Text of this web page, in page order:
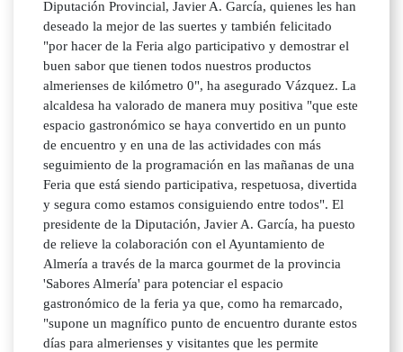
Diputación Provincial, Javier A. García, quienes les han
deseado la mejor de las suertes y también felicitado
"por hacer de la Feria algo participativo y demostrar el
buen sabor que tienen todos nuestros productos
almerienses de kilómetro 0", ha asegurado Vázquez. La
alcaldesa ha valorado de manera muy positiva "que este
espacio gastronómico se haya convertido en un punto
de encuentro y en una de las actividades con más
seguimiento de la programación en las mañanas de una
Feria que está siendo participativa, respetuosa, divertida
y segura como estamos consiguiendo entre todos". El
presidente de la Diputación, Javier A. García, ha puesto
de relieve la colaboración con el Ayuntamiento de
Almería a través de la marca gourmet de la provincia
'Sabores Almería' para potenciar el espacio
gastronómico de la feria ya que, como ha remarcado,
"supone un magnífico punto de encuentro durante estos
días para almerienses y visitantes que les permite